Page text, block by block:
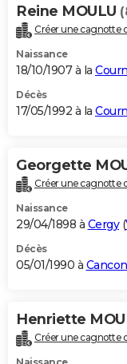
Reine MOULU
Créer une cagnotte
Naissance
18/10/1907 à la
Décès
17/05/1992 à la
Georgette
Créer une cagnotte
Naissance
29/04/1898 à Cergy(
Décès
05/01/1990 à Cancon
Henriette
Créer une cagnotte